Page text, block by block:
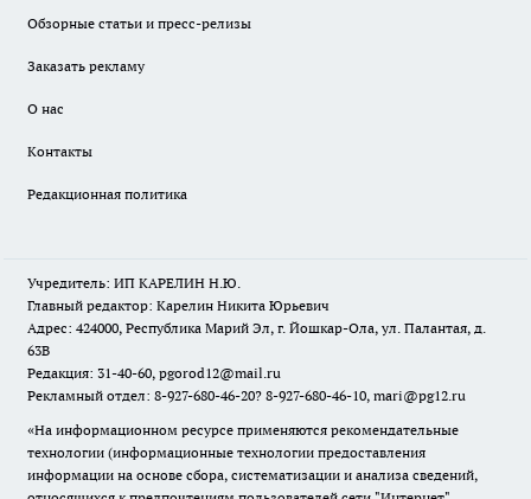
Обзорные статьи и пресс-релизы
Заказать рекламу
О нас
Контакты
Редакционная политика
Учредитель: ИП КАРЕЛИН Н.Ю.
Главный редактор: Карелин Никита Юрьевич
Адрес: 424000, Республика Марий Эл, г. Йошкар-Ола, ул. Палантая, д.
63В
Редакция: 31-40-60, pgorod12@mail.ru
Рекламный отдел: 8-927-680-46-20? 8-927-680-46-10, mari@pg12.ru
«На информационном ресурсе применяются рекомендательные
технологии (информационные технологии предоставления
информации на основе сбора, систематизации и анализа сведений,